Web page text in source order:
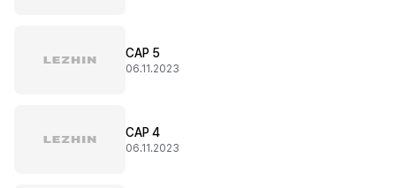
CAP 5
06.11.2023
CAP 4
06.11.2023